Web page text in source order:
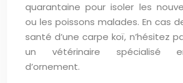
quarantaine pour isoler les
ou les poissons malades. En cas
santé d’une carpe koï, n’hésitez
un vétérinaire spécialisé
d’ornement.